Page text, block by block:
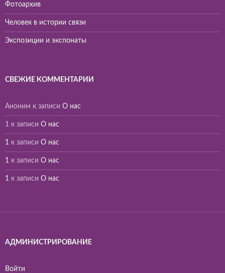
Фотоархив
Человек в истории связи
Экспозиции и экспонаты
СВЕЖИЕ КОММЕНТАРИИ
Аноним к записи О нас
1 к записи О нас
1 к записи О нас
1 к записи О нас
1 к записи О нас
АДМИНИСТРИРОВАНИЕ
Войти